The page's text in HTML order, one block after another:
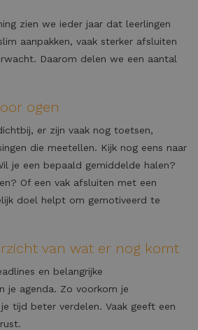
zien we ieder jaar dat leerlingen
aanpakken, vaak sterker afsluiten
Daarom delen we een aantal
ogen
er zijn vaak nog toetsen,
die meetellen. Kijk nog eens naar
je een bepaald gemiddelde halen?
Of een vak afsluiten met een
doel helpt om gemotiveerd te
van wat er nog komt
en belangrijke
je agenda. Zo voorkom je
tijd beter verdelen. Vaak geeft een